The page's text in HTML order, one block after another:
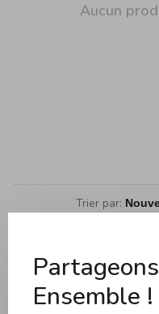
Aucun
Trier par:
Cuisson
Ensemble !